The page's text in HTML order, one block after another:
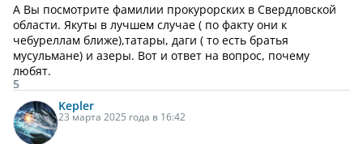
А Вы посмотрите фамилии прокурорских в Свердловской
области. Якуты в лучшем случае ( по факту они к
чебуреллам ближе),татары, даги ( то есть братья
мусульмане) и азеры. Вот и ответ на вопрос, почему
любят.
5
Kepler
23 марта 2025 года в 16:42